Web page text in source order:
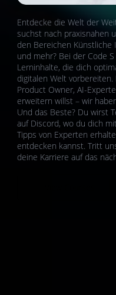
Entdecke die Welt der
suchst nach praxisnahen
den Bereichen Künstliche
und mehr? Bei der Code
Lerninhalte, die dich
digitalen Welt vorbereiten.
Product Owner, AI-
erweitern willst – wir
Und das Beste? Du wirst
auf Discord, wo du dich
Tipps von Experten
entdecken kannst. Tritt
deine Karriere auf das